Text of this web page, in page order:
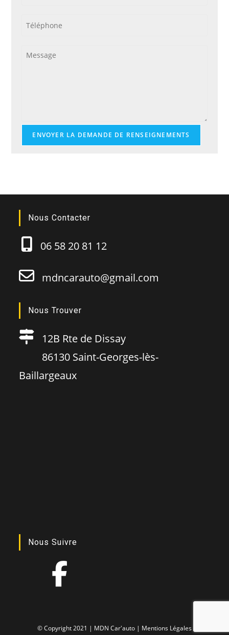
ENVOYER LA DEMANDE DE RENSEIGNEMENTS
Nous Contacter
06 58 20 81 12
mdncarauto@gmail.com
Nous Trouver
12B Rte de Dissay
86130 Saint-Georges-lès-
Baillargeaux
Nous Suivre
© Copyright 2021 | MDN Car'auto | Mentions Légales